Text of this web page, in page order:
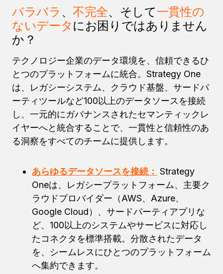
バラバラ 、不完全、そして一貫性の
ないデータ にお困りではありません
か？
テクノロジー企業のデータ環境を、信頼できるひ
とつのプラットフォームに統合。Strategy One
は、レガシーシステム、クラウド基盤、サードパ
ーティツールなど100以上のデータソースを接続
し、一元的にガバナンスされたセマンティックレ
イヤーへと統合することで、一貫性と信頼性のあ
る洞察をすべてのチームに提供します。
あらゆるデータソースを接続： Strategy
Oneは、レガシープラットフォーム、主要ク
ラウドプロバイダー（AWS、Azure、
Google Cloud）、サードパーティアプリな
ど、100以上のシステムやサービスに対応し
たコネクタを標準搭載。分散されたデータ
を、シームレスにひとつのプラットフォーム
へ集約できます。